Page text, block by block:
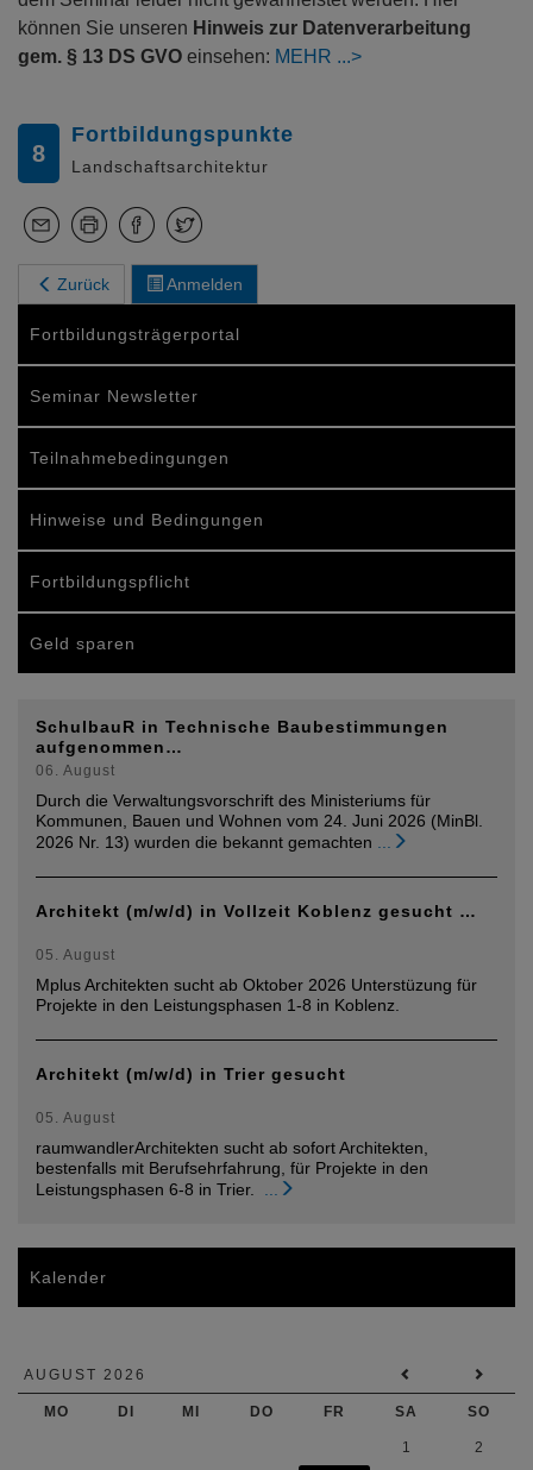
können Sie unseren Hinweis zur Datenverarbeitung
gem. § 13 DS GVO einsehen: MEHR
8
Fortbildungspunkte
Landschaftsarchitektur
Zurück Anmelden
Fortbildungsträgerportal
Seminar Newsletter
Teilnahmebedingungen
Hinweise und Bedingungen
Fortbildungspflicht
Geld sparen
SchulbauR in Technische Baubestimmungen
aufgenommen…
06. August
Durch die Verwaltungsvorschrift des Ministeriums für
Kommunen, Bauen und Wohnen vom 24. Juni 2026 (MinBl.
2026 Nr. 13) wurden die bekannt gemachten
Architekt (m/w/d) in Vollzeit Koblenz gesucht …
05. August
Mplus Architekten sucht ab Oktober 2026 Unterstüzung für
Projekte in den Leistungsphasen 1-8 in Koblenz.
Architekt (m/w/d) in Trier gesucht
05. August
raumwandlerArchitekten sucht ab sofort Architekten,
bestenfalls mit Berufsehrfahrung, für Projekte in den
Leistungsphasen 6-8 in Trier.
Kalender
AUGUST 2026
MO DI MI DO FR SA SO
1 2